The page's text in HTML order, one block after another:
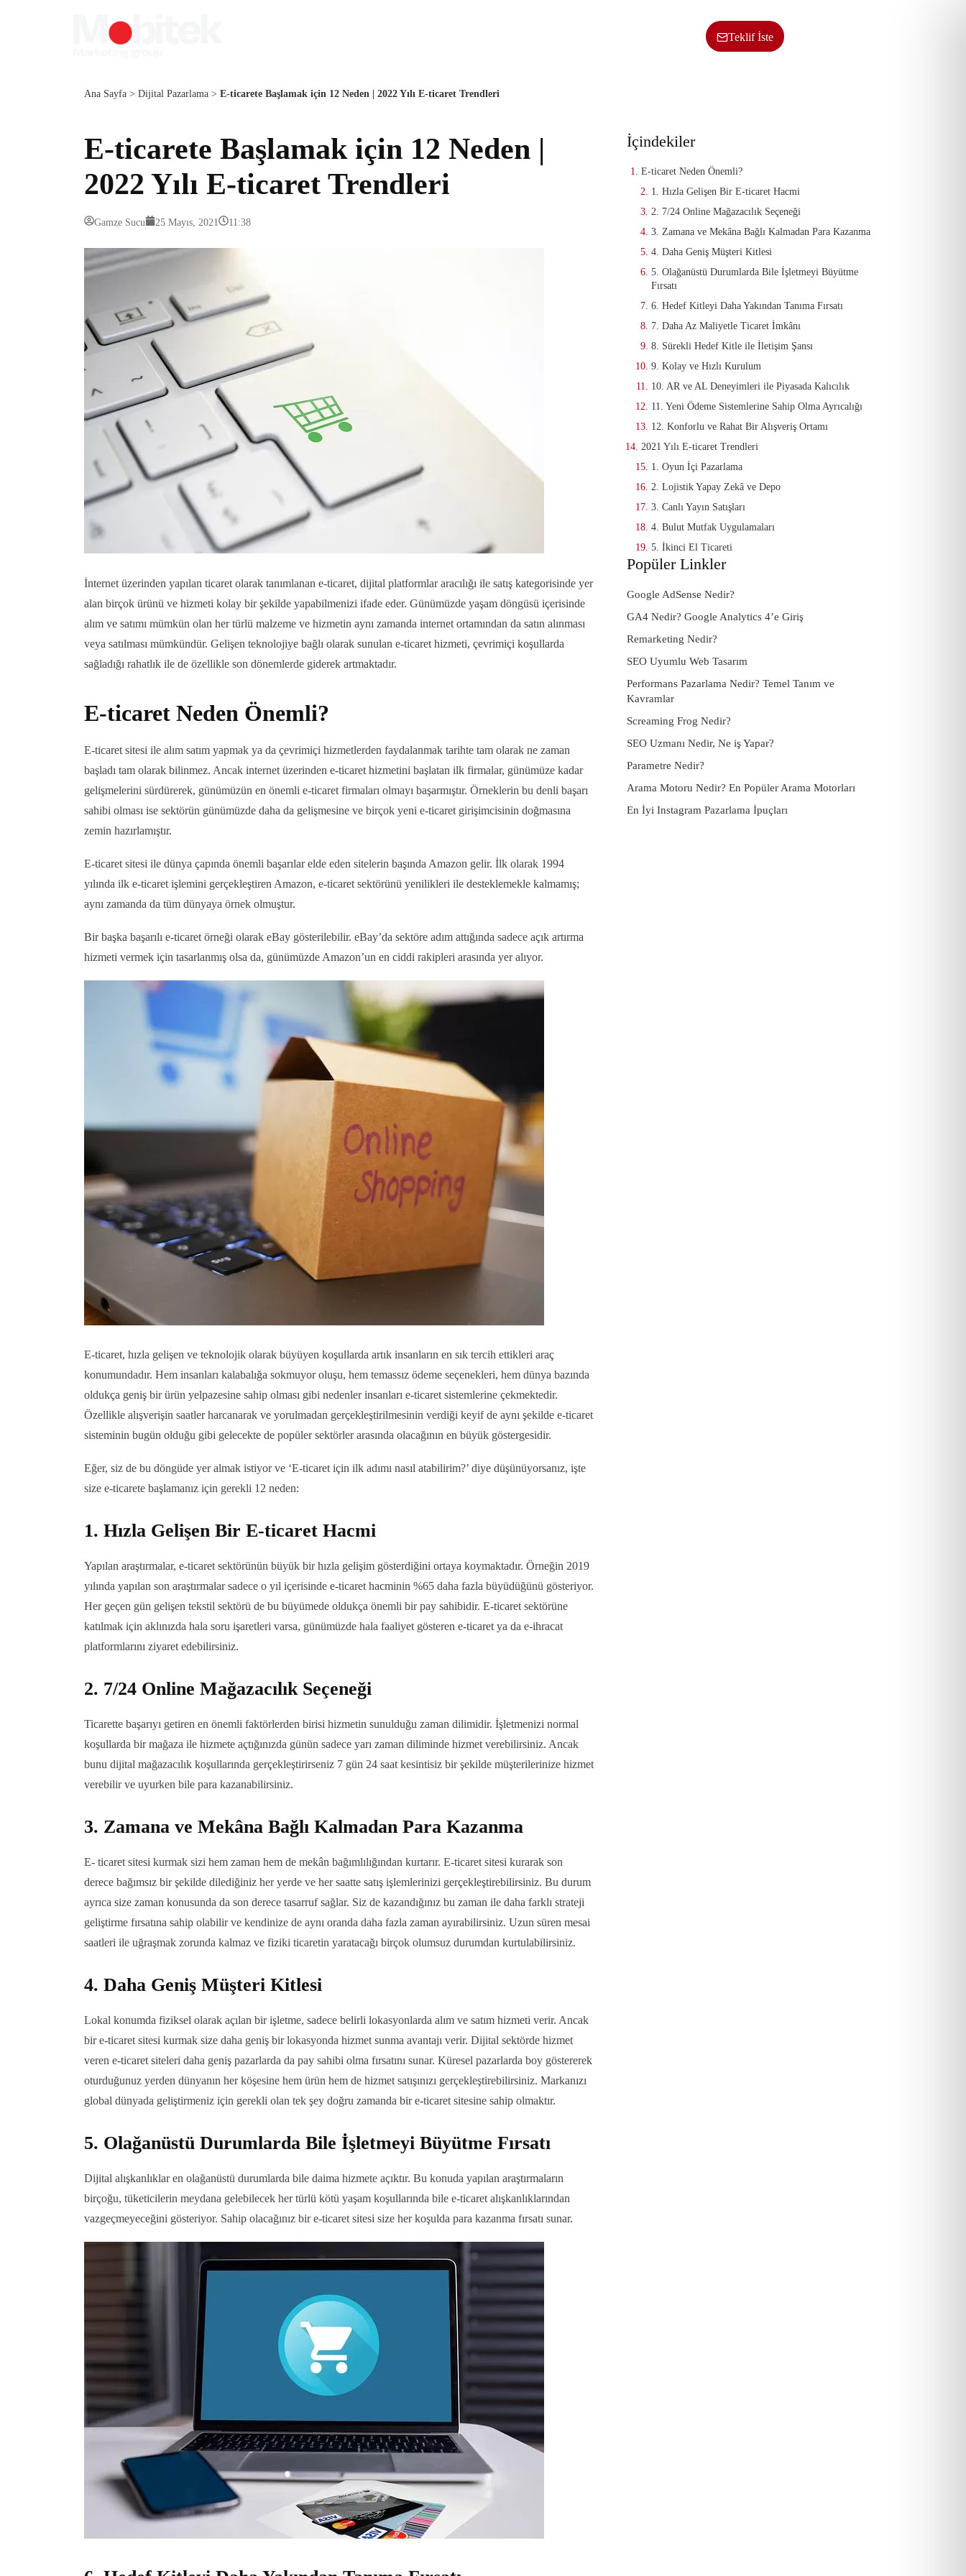
Teklif İste
Ana Sayfa > Dijital Pazarlama > E-ticarete Başlamak için 12 Neden | 2022 Yılı E-ticaret Trendleri
E-ticarete Başlamak için 12 Neden |
2022 Yılı E-ticaret Trendleri
Gamze Sucu 25 Mayıs, 2021 11:38
İnternet üzerinden yapılan ticaret olarak tanımlanan e-ticaret, dijital platformlar aracılığı ile satış kategorisinde yer
alan birçok ürünü ve hizmeti kolay bir şekilde yapabilmenizi ifade eder. Günümüzde yaşam döngüsü içerisinde
alım ve satımı mümkün olan her türlü malzeme ve hizmetin aynı zamanda internet ortamından da satın alınması
veya satılması mümkündür. Gelişen teknolojiye bağlı olarak sunulan e-ticaret hizmeti, çevrimiçi koşullarda
sağladığı rahatlık ile de özellikle son dönemlerde giderek artmaktadır.
E-ticaret Neden Önemli?
E-ticaret sitesi ile alım satım yapmak ya da çevrimiçi hizmetlerden faydalanmak tarihte tam olarak ne zaman
başladı tam olarak bilinmez. Ancak internet üzerinden e-ticaret hizmetini başlatan ilk firmalar, günümüze kadar
gelişmelerini sürdürerek, günümüzün en önemli e-ticaret firmaları olmayı başarmıştır. Örneklerin bu denli başarı
sahibi olması ise sektörün günümüzde daha da gelişmesine ve birçok yeni e-ticaret girişimcisinin doğmasına
zemin hazırlamıştır.
E-ticaret sitesi ile dünya çapında önemli başarılar elde eden sitelerin başında Amazon gelir. İlk olarak 1994
yılında ilk e-ticaret işlemini gerçekleştiren Amazon, e-ticaret sektörünü yenilikleri ile desteklemekle kalmamış;
aynı zamanda da tüm dünyaya örnek olmuştur.
Bir başka başarılı e-ticaret örneği olarak eBay gösterilebilir. eBay’da sektöre adım attığında sadece açık artırma
hizmeti vermek için tasarlanmış olsa da, günümüzde Amazon’un en ciddi rakipleri arasında yer alıyor.
E-ticaret, hızla gelişen ve teknolojik olarak büyüyen koşullarda artık insanların en sık tercih ettikleri araç
konumundadır. Hem insanları kalabalığa sokmuyor oluşu, hem temassız ödeme seçenekleri, hem dünya bazında
oldukça geniş bir ürün yelpazesine sahip olması gibi nedenler insanları e-ticaret sistemlerine çekmektedir.
Özellikle alışverişin saatler harcanarak ve yorulmadan gerçekleştirilmesinin verdiği keyif de aynı şekilde e-ticaret
sisteminin bugün olduğu gibi gelecekte de popüler sektörler arasında olacağının en büyük göstergesidir.
Eğer, siz de bu döngüde yer almak istiyor ve ‘E-ticaret için ilk adımı nasıl atabilirim?’ diye düşünüyorsanız, işte
size e-ticarete başlamanız için gerekli 12 neden:
1. Hızla Gelişen Bir E-ticaret Hacmi
Yapılan araştırmalar, e-ticaret sektörünün büyük bir hızla gelişim gösterdiğini ortaya koymaktadır. Örneğin 2019
yılında yapılan son araştırmalar sadece o yıl içerisinde e-ticaret hacminin %65 daha fazla büyüdüğünü gösteriyor.
Her geçen gün gelişen tekstil sektörü de bu büyümede oldukça önemli bir pay sahibidir. E-ticaret sektörüne
katılmak için aklınızda hala soru işaretleri varsa, günümüzde hala faaliyet gösteren e-ticaret ya da e-ihracat
platformlarını ziyaret edebilirsiniz.
2. 7/24 Online Mağazacılık Seçeneği
Ticarette başarıyı getiren en önemli faktörlerden birisi hizmetin sunulduğu zaman dilimidir. İşletmenizi normal
koşullarda bir mağaza ile hizmete açtığınızda günün sadece yarı zaman diliminde hizmet verebilirsiniz. Ancak
bunu dijital mağazacılık koşullarında gerçekleştirirseniz 7 gün 24 saat kesintisiz bir şekilde müşterilerinize hizmet
verebilir ve uyurken bile para kazanabilirsiniz.
3. Zamana ve Mekâna Bağlı Kalmadan Para Kazanma
E- ticaret sitesi kurmak sizi hem zaman hem de mekân bağımlılığından kurtarır. E-ticaret sitesi kurarak son
derece bağımsız bir şekilde dilediğiniz her yerde ve her saatte satış işlemlerinizi gerçekleştirebilirsiniz. Bu durum
ayrıca size zaman konusunda da son derece tasarruf sağlar. Siz de kazandığınız bu zaman ile daha farklı strateji
geliştirme fırsatına sahip olabilir ve kendinize de aynı oranda daha fazla zaman ayırabilirsiniz. Uzun süren mesai
saatleri ile uğraşmak zorunda kalmaz ve fiziki ticaretin yaratacağı birçok olumsuz durumdan kurtulabilirsiniz.
4. Daha Geniş Müşteri Kitlesi
Lokal konumda fiziksel olarak açılan bir işletme, sadece belirli lokasyonlarda alım ve satım hizmeti verir. Ancak
bir e-ticaret sitesi kurmak size daha geniş bir lokasyonda hizmet sunma avantajı verir. Dijital sektörde hizmet
veren e-ticaret siteleri daha geniş pazarlarda da pay sahibi olma fırsatını sunar. Küresel pazarlarda boy göstererek
oturduğunuz yerden dünyanın her köşesine hem ürün hem de hizmet satışınızı gerçekleştirebilirsiniz. Markanızı
global dünyada geliştirmeniz için gerekli olan tek şey doğru zamanda bir e-ticaret sitesine sahip olmaktır.
5. Olağanüstü Durumlarda Bile İşletmeyi Büyütme Fırsatı
Dijital alışkanlıklar en olağanüstü durumlarda bile daima hizmete açıktır. Bu konuda yapılan araştırmaların
birçoğu, tüketicilerin meydana gelebilecek her türlü kötü yaşam koşullarında bile e-ticaret alışkanlıklarından
vazgeçmeyeceğini gösteriyor. Sahip olacağınız bir e-ticaret sitesi size her koşulda para kazanma fırsatı sunar.
İçindekiler
E-ticaret Neden Önemli?
1. Hızla Gelişen Bir E-ticaret Hacmi
2. 7/24 Online Mağazacılık Seçeneği
3. Zamana ve Mekâna Bağlı Kalmadan Para Kazanma
4. Daha Geniş Müşteri Kitlesi
5. Olağanüstü Durumlarda Bile İşletmeyi Büyütme
Fırsatı
6. Hedef Kitleyi Daha Yakından Tanıma Fırsatı
7. Daha Az Maliyetle Ticaret İmkânı
8. Sürekli Hedef Kitle ile İletişim Şansı
9. Kolay ve Hızlı Kurulum
10. AR ve AL Deneyimleri ile Piyasada Kalıcılık
11. Yeni Ödeme Sistemlerine Sahip Olma Ayrıcalığı
12. Konforlu ve Rahat Bir Alışveriş Ortamı
2021 Yılı E-ticaret Trendleri
1. Oyun İçi Pazarlama
2. Lojistik Yapay Zekâ ve Depo
3. Canlı Yayın Satışları
4. Bulut Mutfak Uygulamaları
5. İkinci El Ticareti
Popüler Linkler
Google AdSense Nedir?
GA4 Nedir? Google Analytics 4’e Giriş
Remarketing Nedir?
SEO Uyumlu Web Tasarım
Performans Pazarlama Nedir? Temel Tanım ve
Kavramlar
Screaming Frog Nedir?
SEO Uzmanı Nedir, Ne iş Yapar?
Parametre Nedir?
Arama Motoru Nedir? En Popüler Arama Motorları
En İyi Instagram Pazarlama İpuçları